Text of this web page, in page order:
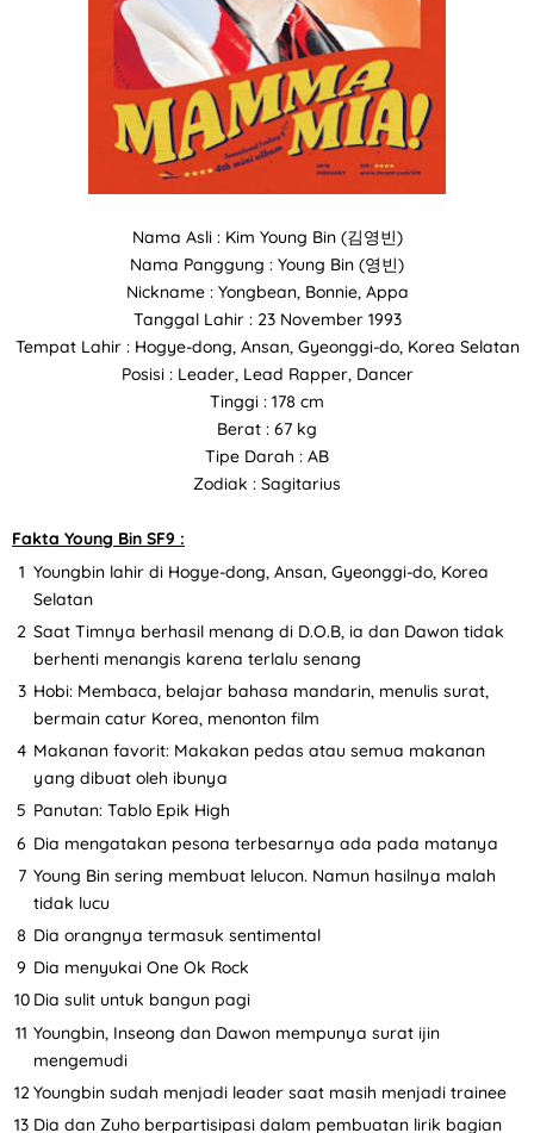
Nama Asli : Kim Young Bin (김영빈)
Nama Panggung : Young Bin (영빈)
Nickname : Yongbean, Bonnie, Appa
Tanggal Lahir : 23 November 1993
Tempat Lahir : Hogye-dong, Ansan, Gyeonggi-do, Korea Selatan
Posisi : Leader, Lead Rapper, Dancer
Tinggi : 178 cm
Berat : 67 kg
Tipe Darah : AB
Zodiak : Sagitarius
Fakta Young Bin SF9 :
Youngbin lahir di Hogye-dong, Ansan, Gyeonggi-do, Korea
Selatan
Saat Timnya berhasil menang di D.O.B, ia dan Dawon tidak
berhenti menangis karena terlalu senang
Hobi: Membaca, belajar bahasa mandarin, menulis surat,
bermain catur Korea, menonton film
Makanan favorit: Makakan pedas atau semua makanan
yang dibuat oleh ibunya
Panutan: Tablo Epik High
Dia mengatakan pesona terbesarnya ada pada matanya
Young Bin sering membuat lelucon. Namun hasilnya malah
tidak lucu
Dia orangnya termasuk sentimental
Dia menyukai One Ok Rock
Dia sulit untuk bangun pagi
Youngbin, Inseong dan Dawon mempunya surat ijin
mengemudi
Youngbin sudah menjadi leader saat masih menjadi trainee
Dia dan Zuho berpartisipasi dalam pembuatan lirik bagian